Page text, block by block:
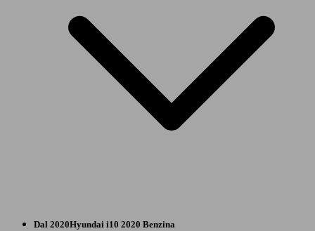
City car
Dal 2020Hyundai i10 2020 Benzina